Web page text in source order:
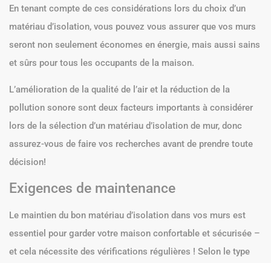
En tenant compte de ces considérations lors du choix d’un
matériau d’isolation, vous pouvez vous assurer que vos murs
seront non seulement économes en énergie, mais aussi sains
et sûrs pour tous les occupants de la maison.
L’amélioration de la qualité de l’air et la réduction de la
pollution sonore sont deux facteurs importants à considérer
lors de la sélection d’un matériau d’isolation de mur, donc
assurez-vous de faire vos recherches avant de prendre toute
décision!
Exigences de maintenance
Le maintien du bon matériau d’isolation dans vos murs est
essentiel pour garder votre maison confortable et sécurisée –
et cela nécessite des vérifications régulières ! Selon le type